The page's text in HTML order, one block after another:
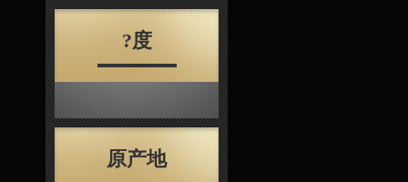
?度
原产地